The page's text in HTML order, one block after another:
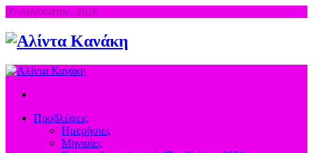
09 Αυγούστου, 2026
Προβλέψεις
Ημερήσιες
Μηνιαίες